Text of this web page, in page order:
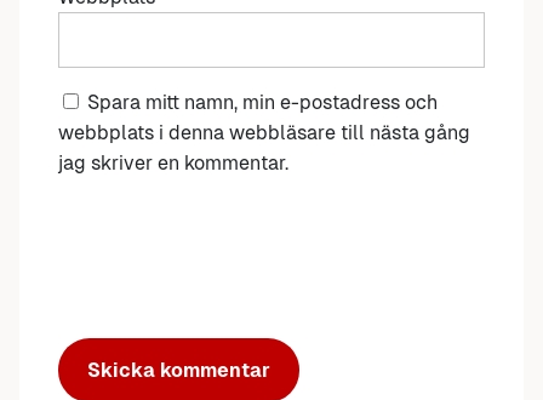
Spara mitt namn, min e-postadress och
webbplats i denna webbläsare till nästa gång
jag skriver en kommentar.